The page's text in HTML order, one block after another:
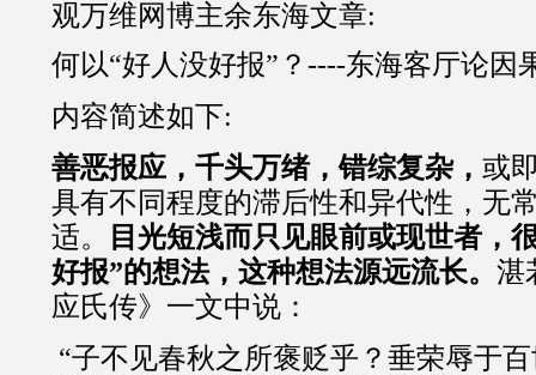
观万维网博主余东海文章:
何以“好人没好报”？----东海客厅论因
内容简述如下:
善恶报应，千头万绪，错综复杂， 或
具有不同程度的滞后性和异代性，无
适。
目光短浅而只见眼前或现世者，
好报”的想法，这种想法源远流长。 湛
应氏传》一文中说：
“子不见春秋之所褒贬乎？垂荣辱于